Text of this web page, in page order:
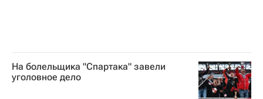
На болельщика "Спартака" завели
уголовное дело